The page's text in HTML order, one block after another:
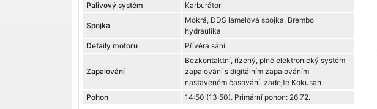
Palivový systém Karburátor
Spojka
Mokrá, DDS lamelová spojka, Brembo
hydraulika
Detaily motoru
Přívěra sání.
Zapalování
Bezkontaktní, řízený, plně elektronický systém
zapalování s digitálním zapalováním
nastaveném časování, zadejte Kokusan
Pohon
14:50 (13:50). Primární pohon: 26:72.